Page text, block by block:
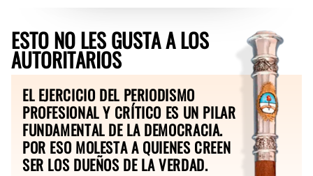
ESTO NO LES GUSTA A LOS
AUTORITARIOS
EL EJERCICIO DEL PERIODISMO
PROFESIONAL Y CRÍTICO ES UN PILAR
FUNDAMENTAL DE LA DEMOCRACIA.
POR ESO MOLESTA A QUIENES CREEN
SER LOS DUEÑOS DE LA VERDAD.